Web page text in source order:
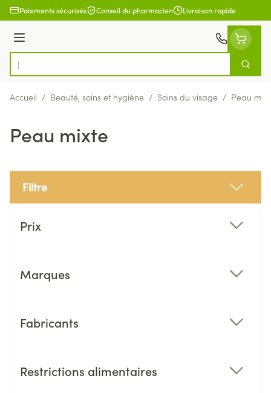
Aller au contenu
Paiements sécurisés Conseil du pharmacien Livraison rapide
Menu
Rechercher
Accueil / Beauté, soins et hygiène / Soins du visage / Peau
Peau mixte
Filtre
Prix
Marques
Fabricants
Restrictions alimentaires